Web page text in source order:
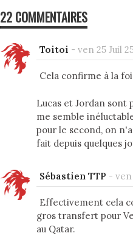
22 COMMENTAIRES
Toitoi - ven 25 Juil
Cela confirme à la
Lucas et Jordan sont
me semble
pour le second, on
fait depuis quelques
Sébastien TTP - ven
Effectivement cela
gros transfert pour
au Qatar.